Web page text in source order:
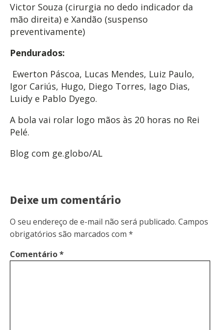
Victor Souza (cirurgia no dedo indicador da
mão direita) e Xandão (suspenso
preventivamente)
Pendurados:
Ewerton Páscoa, Lucas Mendes, Luiz Paulo,
Igor Cariús, Hugo, Diego Torres, Iago Dias,
Luidy e Pablo Dyego.
A bola vai rolar logo mãos às 20 horas no Rei
Pelé.
Blog com ge.globo/AL
Deixe um comentário
O seu endereço de e-mail não será publicado. Campos
obrigatórios são marcados com *
Comentário*